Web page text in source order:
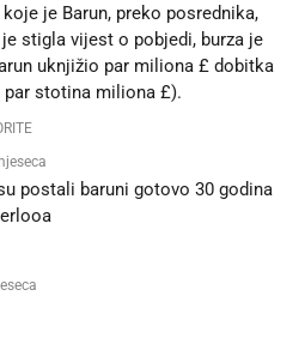
je Barun, preko posrednika,
stigla vijest o pobjedi, burza je
uknjižio par miliona £ dobitka
par stotina miliona £).
postali baruni gotovo 30 godina